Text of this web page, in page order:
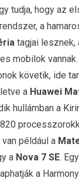
tudja, hogy az
a
tagjai lesznek,
mobilok
követik, ide
a Huawei
hullámban a
például a
a Nova 7 SE.
a